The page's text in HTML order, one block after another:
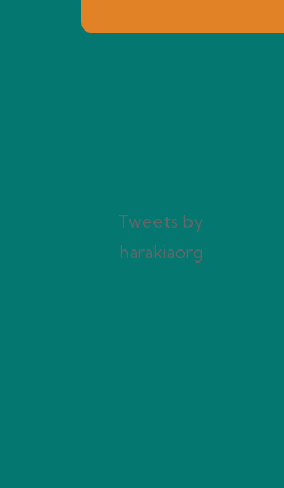
Tweets by
harakiaorg